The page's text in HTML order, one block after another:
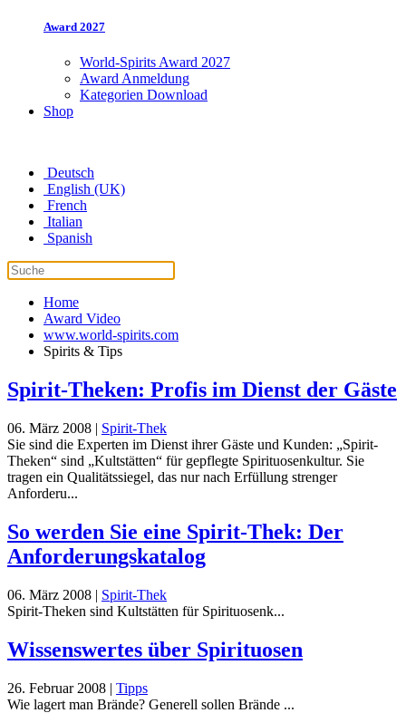
Award 2027
World-Spirits Award 2027
Award Anmeldung
Kategorien Download
Shop
Deutsch
English (UK)
French
Italian
Spanish
Home
Award Video
www.world-spirits.com
Spirits & Tips
Spirit-Theken: Profis im Dienst der Gäste
06. März 2008 | Spirit-Thek
Sie sind die Experten im Dienst ihrer Gäste und Kunden: „Spirit-
Theken“ sind „Kultstätten“ für gepflegte Spirituosenkultur. Sie
tragen ein Qualitätssiegel, das nur nach Erfüllung strenger
Anforderu...
So werden Sie eine Spirit-Thek: Der
Anforderungskatalog
06. März 2008 | Spirit-Thek
Spirit-Theken sind Kultstätten für Spirituosenk...
Wissenswertes über Spirituosen
26. Februar 2008 | Tipps
Wie lagert man Brände? Generell sollen Brände ...